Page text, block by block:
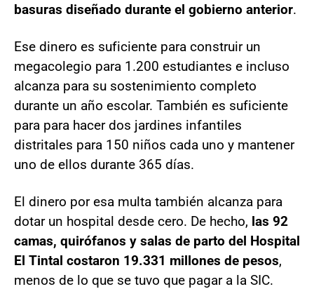
basuras diseñado durante el gobierno anterior.
Ese dinero es suficiente para construir un
megacolegio para 1.200 estudiantes e incluso
alcanza para su sostenimiento completo
durante un año escolar. También es suficiente
para para hacer dos jardines infantiles
distritales para 150 niños cada uno y mantener
uno de ellos durante 365 días.
El dinero por esa multa también alcanza para
dotar un hospital desde cero. De hecho, las 92
camas, quirófanos y salas de parto del Hospital
El Tintal costaron 19.331 millones de pesos,
menos de lo que se tuvo que pagar a la SIC.